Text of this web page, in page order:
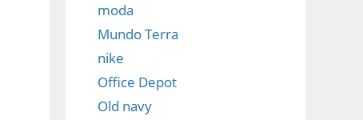
moda
Mundo Terra
nike
Office Depot
Old navy